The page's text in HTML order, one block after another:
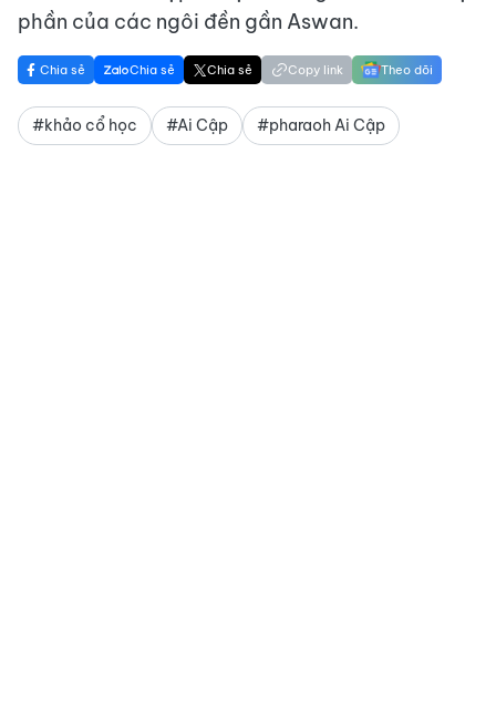
phần của các ngôi đền gần Aswan.
Chia sẻ Chia sẻ Chia sẻ Copy link Theo dõi
#khảo cổ học #Ai Cập #pharaoh Ai Cập